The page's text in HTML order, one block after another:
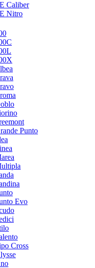
Caliber
Nitro
Punto
Evo
Cross